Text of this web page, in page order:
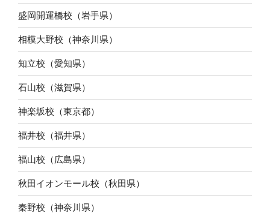
盛岡開運橋校（岩手県）
相模大野校（神奈川県）
知立校（愛知県）
石山校（滋賀県）
神楽坂校（東京都）
福井校（福井県）
福山校（広島県）
秋田イオンモール校（秋田県）
秦野校（神奈川県）